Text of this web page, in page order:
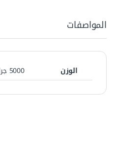
المواصفات
الوزن 5000 جرام